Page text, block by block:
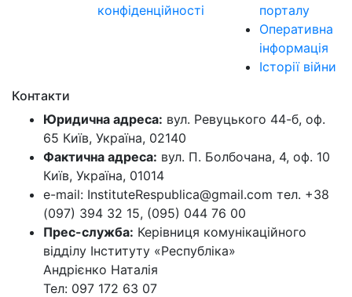
конфіденційності
порталу
Оперативна
інформація
Історії війни
Контакти
Юридична адреса: вул. Ревуцького 44-б, оф.
65 Київ, Україна, 02140
Фактична адреса: вул. П. Болбочана, 4, оф. 10
Київ, Україна, 01014
e-mail: InstituteRespublica@gmail.com тел. +38
(097) 394 32 15, (095) 044 76 00
Прес-служба: Керівниця комунікаційного
відділу Інституту «Республіка»
Андрієнко Наталія
Тел: 097 172 63 07